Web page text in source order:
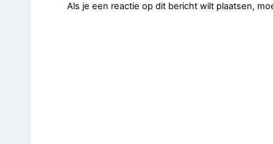
Als je een reactie op dit bericht wilt plaatsen,